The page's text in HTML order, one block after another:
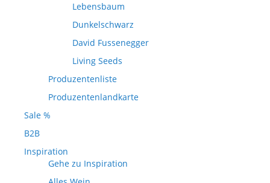
Lebensbaum
Dunkelschwarz
David Fussenegger
Living Seeds
Produzentenliste
Produzentenlandkarte
Sale %
B2B
Inspiration
Gehe zu Inspiration